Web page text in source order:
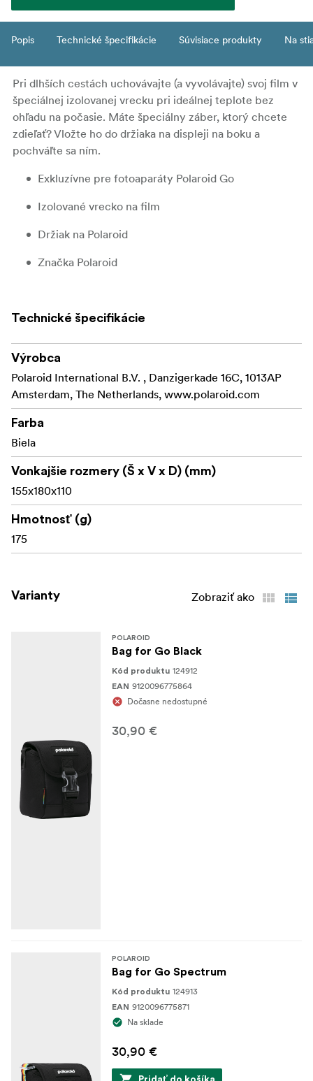
Popis Technické špecifikácie Súvisiace produkty Na
Pri dlhších cestách uchovávajte (a vyvolávajte) svoj film v
špeciálnej izolovanej vrecku pri ideálnej teplote bez
ohľadu na počasie. Máte špeciálny záber, ktorý chcete
zdieľať? Vložte ho do držiaka na displeji na boku a
pochváľte sa ním.
Exkluzívne pre fotoaparáty Polaroid Go
Izolované vrecko na film
Držiak na Polaroid
Značka Polaroid
Mäkká vnútorná časť z mikrovlákna
Preklápacie veko s klipovým zapínaním
Nastaviteľný ramenný popruh
Vhodné iba pre fotoaparáty Polaroid Go
Rozmery: dĺžka 155 mm x výška 180 mm x hĺbka 110
Biela farba
Technické špecifikácie
Výrobca
Polaroid International B.V. , Danzigerkade 16C, 1013AP
Amsterdam, The Netherlands, www.polaroid.com
Farba
Biela
Vonkajšie rozmery (Š x V x D) (mm)
155x180x110
Hmotnosť (g)
175
Varianty Zobraziť ako
POLAROID
Bag for Go Black
Kód produktu 124912
EAN 9120096775864
Dočasne nedostupné
30,90 €
POLAROID
Bag for Go Spectrum
Kód produktu 124913
EAN 9120096775871
Na sklade
30,90 €